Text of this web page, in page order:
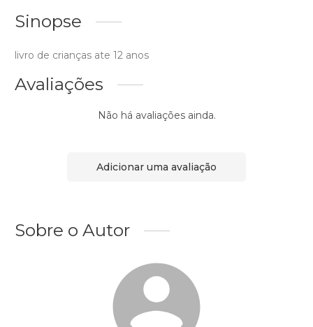
Sinopse
livro de crianças ate 12 anos
Avaliações
Não há avaliações ainda.
Adicionar uma avaliação
Sobre o Autor